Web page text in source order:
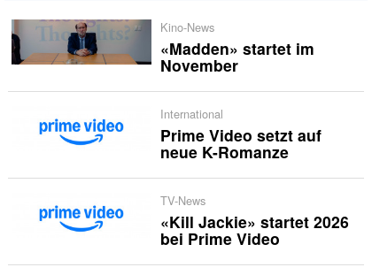
Kino-News
«Madden» startet im
November
International
Prime Video setzt auf
neue K-Romanze
TV-News
«Kill Jackie» startet 2026
bei Prime Video